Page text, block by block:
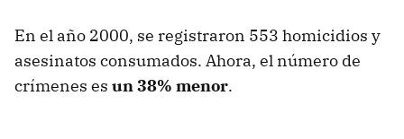
En el año 2000, se registraron 553 homicidios y
asesinatos consumados. Ahora, el número de
crímenes es un 38% menor.